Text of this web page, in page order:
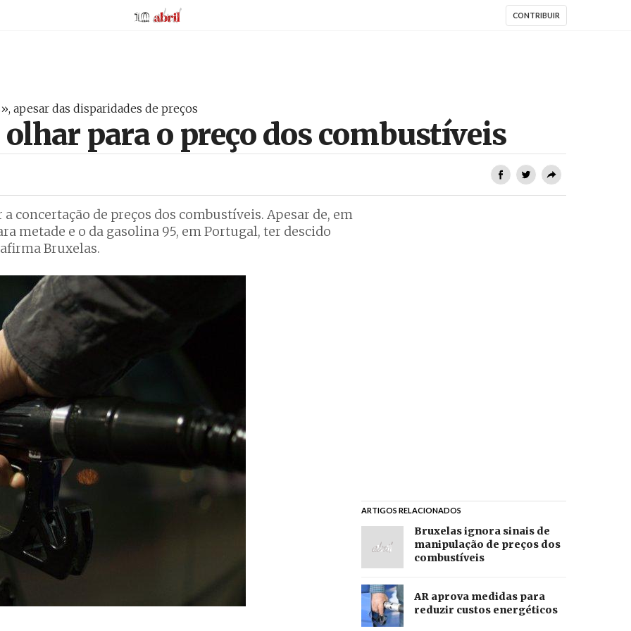
AbrilAbril CONTRIBUIR
apesar das disparidades de preços
para o preço dos combustíveis
concertação de preços dos combustíveis. Apesar de, em
metade e o da gasolina 95, em Portugal, ter descido
Bruxelas.
ARTIGOS RELACIONADOS
Bruxelas ignora sinais de
manipulação de preços dos
combustíveis
AR aprova medidas para
reduzir custos energéticos